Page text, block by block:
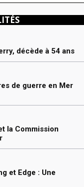
décède à 54 ans
de guerre en Mer
la Commission
et Edge : Une